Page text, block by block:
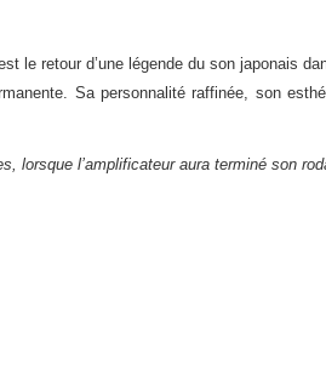
le retour d’une légende du son japonais
Sa personnalité raffinée, son
lorsque l’amplificateur aura terminé son